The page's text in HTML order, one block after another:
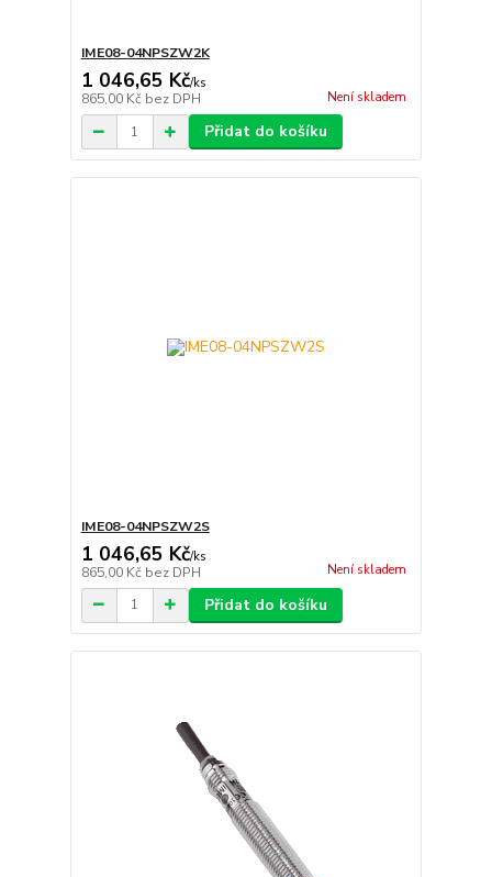
IME08-04NPSZW2K
1 046,65 Kč/ks
865,00 Kč bez DPH Není skladem
Přidat do košíku
IME08-04NPSZW2S
1 046,65 Kč/ks
865,00 Kč bez DPH Není skladem
Přidat do košíku